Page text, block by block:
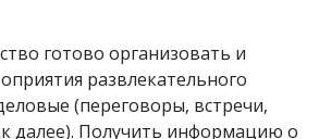
готово организовать и
развлекательного
(переговоры, встречи,
далее). Получить информацию о